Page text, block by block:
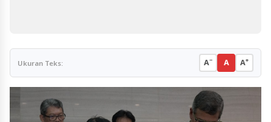
Ukuran Teks: A− A A+